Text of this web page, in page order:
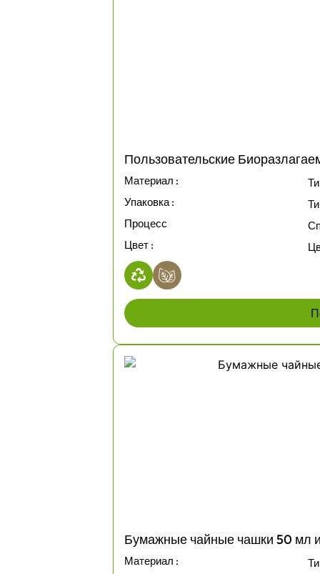
Пользовательские
Материал :
Упаковка :
Процесс
Цвет :
Бумажные чайные чашки 50 мл
Материал :